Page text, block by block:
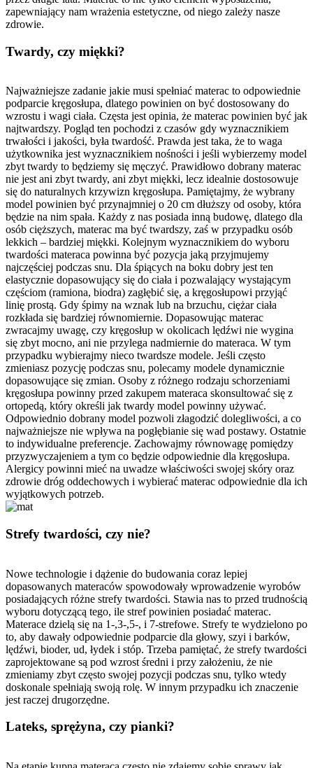
zapewniający nam wrażenia estetyczne, od niego zależy nasze
zdrowie.
Twardy, czy miękki?
Najważniejsze zadanie jakie musi spełniać materac to odpowiednie
podparcie kręgosłupa, dlatego powinien on być dostosowany do
wzrostu i wagi ciała. Częsta jest opinia, że materac powinien być jak
najtwardszy. Pogląd ten pochodzi z czasów gdy wyznacznikiem
trwałości i jakości, była twardość. Prawda jest taka, że to waga
użytkownika jest wyznacznikiem nośności i jeśli wybierzemy model
zbyt twardy to będziemy się męczyć. Prawidłowo dobrany materac
nie jest ani zbyt twardy, ani zbyt miękki, lecz idealnie dostosowuje
się do naturalnych krzywizn kręgosłupa. Pamiętajmy, że wybrany
model powinien być przynajmniej o 20 cm dłuższy od osoby, która
będzie na nim spała. Każdy z nas posiada inną budowę, dlatego dla
osób cięższych, materac ma być twardszy, zaś w przypadku osób
lekkich – bardziej miękki. Kolejnym wyznacznikiem do wyboru
twardości materaca powinna być pozycja jaką przyjmujemy
najczęściej podczas snu. Dla śpiących na boku dobry jest ten
elastycznie dopasowujący się do ciała i pozwalający wystającym
częściom (ramiona, biodra) zagłębić się, a kręgosłupowi przyjąć
linię prostą. Gdy śpimy na wznak lub na brzuchu, ciężar ciała
rozkłada się bardziej równomiernie. Dopasowując materac
zwracajmy uwagę, czy kręgosłup w okolicach lędźwi nie wygina
się zbyt mocno, ani nie przylega nadmiernie do materaca. W tym
przypadku wybierajmy nieco twardsze modele. Jeśli często
zmieniasz pozycję podczas snu, polecamy modele dynamicznie
dopasowujące się zmian. Osoby z różnego rodzaju schorzeniami
kręgosłupa powinny przed zakupem materaca skonsultować się z
ortopedą, który określi jak twardy model powinny używać.
Odpowiednio dobrany model pozwoli złagodzić dolegliwości, a co
najważniejsze nie wpływa na pogłębianie się wad postawy. Ostatnie
to indywidualne preferencje. Zachowajmy równowagę pomiędzy
przyzwyczajeniem a tym co będzie odpowiednie dla kręgosłupa.
Alergicy powinni mieć na uwadze właściwości swojej skóry oraz
zdrowie dróg oddechowych i wybierać materac odpowiednie dla ich
wyjątkowych potrzeb.
Strefy twardości, czy nie?
Nowe technologie i dążenie do budowania coraz lepiej
dopasowanych materaców spowodowały wprowadzenie wyrobów
posiadających różne strefy twardości. Stawia nas to przed trudnością
wyboru dotyczącą tego, ile stref powinien posiadać materac.
Materace dzielą się na 1-,3-,5-, i 7-strefowe. Strefy te wydzielono po
to, aby dawały odpowiednie podparcie dla głowy, szyi i barków,
lędźwi, bioder, ud, łydek i stóp. Trzeba pamiętać, że strefy twardości
zaprojektowane są pod wzrost średni i przy założeniu, że nie
zmieniamy zbyt często swojej pozycji podczas snu, tylko wtedy
doskonale spełniają swoją rolę. W innym przypadku ich znaczenie
jest raczej drugorzędne.
Lateks, sprężyna, czy pianki?